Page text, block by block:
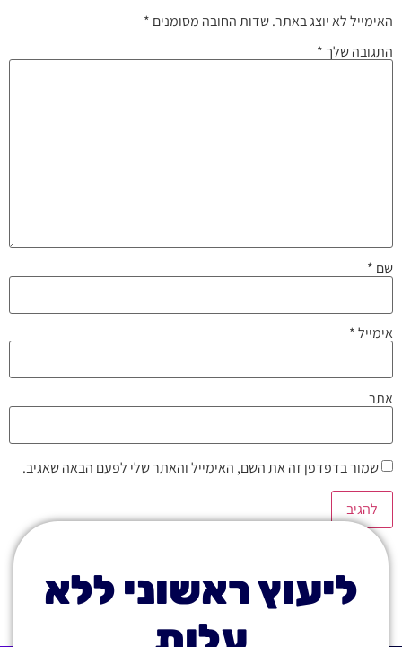
האימייל לא יוצג באתר.שדות החובה מסומנים *
התגובה שלך *
שם *
אימייל*
אתר
שמור בדפדפן זה את השם, האימייל והאתר שלי לפעם הבאה שאגיב.
ליעוץ ראשוני ללא